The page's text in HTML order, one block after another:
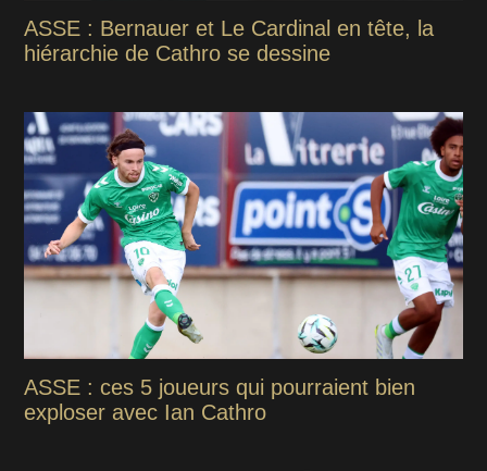
ASSE : Bernauer et Le Cardinal en tête, la
hiérarchie de Cathro se dessine
ASSE : ces 5 joueurs qui pourraient bien
exploser avec Ian Cathro